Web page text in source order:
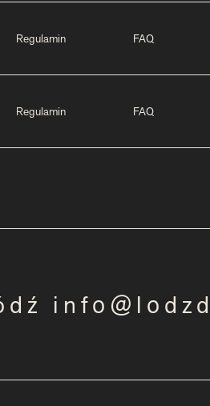
Regulamin FAQ
Regulamin FAQ